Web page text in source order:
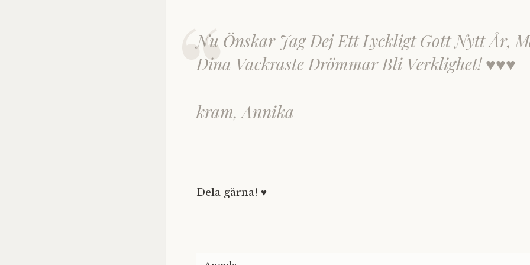
Nu Önskar Jag Dej Ett Lyckligt Gott Nytt År,
Dina Vackraste Drömmar Bli Verklighet! ♥♥♥
kram, Annika
Dela gärna! ♥